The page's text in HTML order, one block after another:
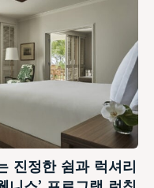
진정한 쉼과 럭셔리